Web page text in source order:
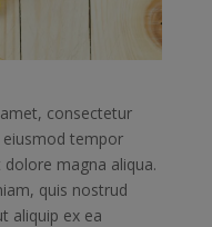
consectetur
eiusmod tempor
magna aliqua.
quis nostrud
aliquip ex ea